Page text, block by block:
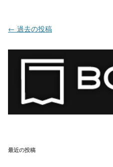
投稿ナビゲーション
← 過去の投稿
最近の投稿